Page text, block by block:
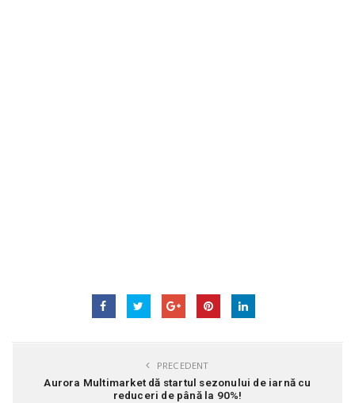
PRECEDENT
Aurora Multimarket dă startul sezonului de iarnă cu
reduceri de până la 90%!